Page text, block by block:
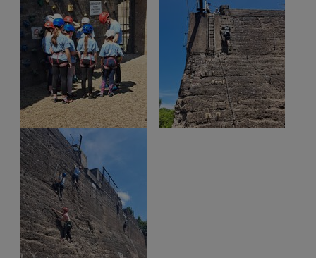
Show larger version